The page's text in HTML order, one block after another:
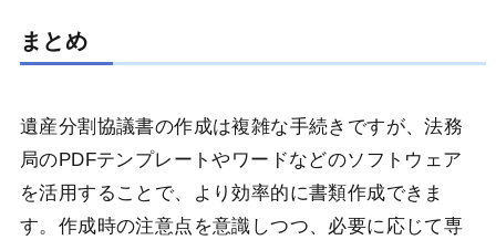
まとめ
遺産分割協議書の作成は複雑な手続きですが、法務
局のPDFテンプレートやワードなどのソフトウェア
を活用することで、より効率的に書類作成できま
す。作成時の注意点を意識しつつ、必要に応じて専